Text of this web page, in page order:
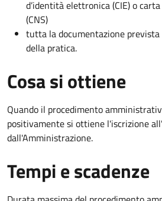
d’identità elettronica (CIE) o
(CNS)
tutta la documentazione
della pratica.
Cosa si ottiene
Quando il procedimento
positivamente si ottiene l'iscrizione
dall'Amministrazione.
Tempi e scadenze